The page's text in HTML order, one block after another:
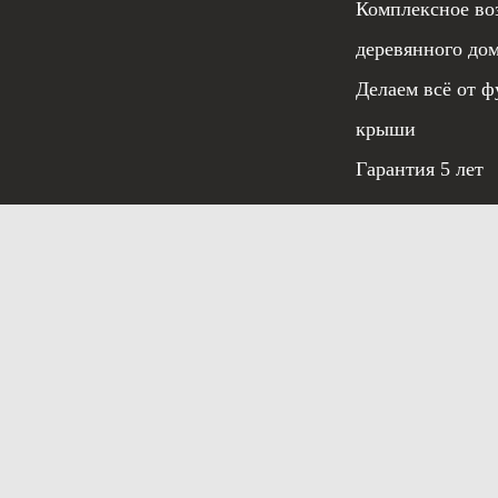
Комплексное
деревянного
Делаем всё от
крыши
Гарантия 5 лет